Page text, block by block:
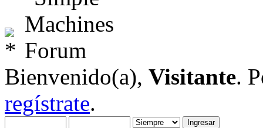
Bienvenido(a), Visitante.
regístrate.